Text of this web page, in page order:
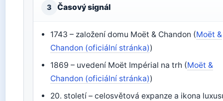
3 Časový signál
1743 – založení domu Moët & Chandon (Moët &
Chandon (oficiální stránka))
1869 – uvedení Moët Impérial na trh (Moët &
Chandon (oficiální stránka))
20. století – celosvětová expanze a ikona